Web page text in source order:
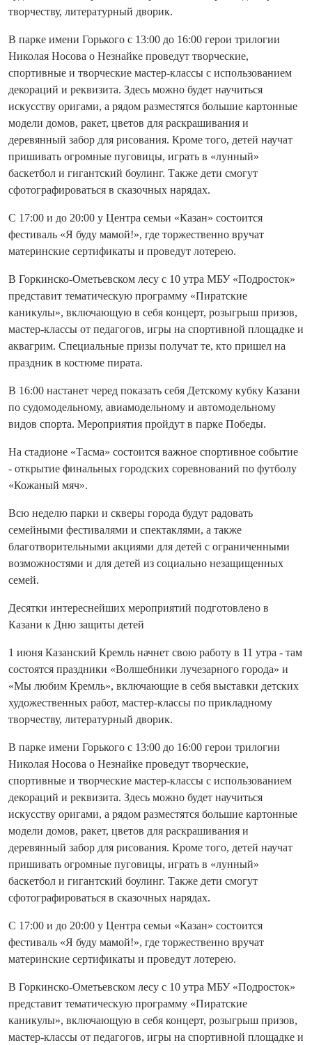
творчеству, литературный дворик.
В парке имени Горького с 13:00 до 16:00 герои трилогии
Николая Носова о Незнайке проведут творческие,
спортивные и творческие мастер-классы с использованием
декораций и реквизита. Здесь можно будет научиться
искусству оригами, а рядом разместятся большие картонные
модели домов, ракет, цветов для раскрашивания и
деревянный забор для рисования. Кроме того, детей научат
пришивать огромные пуговицы, играть в «лунный»
баскетбол и гигантский боулинг. Также дети смогут
сфотографироваться в сказочных нарядах.
С 17:00 и до 20:00 у Центра семьи «Казан» состоится
фестиваль «Я буду мамой!», где торжественно вручат
материнские сертификаты и проведут лотерею.
В Горкинско-Ометьевском лесу с 10 утра МБУ «Подросток»
представит тематическую программу «Пиратские
каникулы», включающую в себя концерт, розыгрыш призов,
мастер-классы от педагогов, игры на спортивной площадке и
аквагрим. Специальные призы получат те, кто пришел на
праздник в костюме пирата.
В 16:00 настанет черед показать себя Детскому кубку Казани
по судомодельному, авиамодельному и автомодельному
видов спорта. Мероприятия пройдут в парке Победы.
На стадионе «Тасма» состоится важное спортивное событие
- открытие финальных городских соревнований по футболу
«Кожаный мяч».
Всю неделю парки и скверы города будут радовать
семейными фестивалями и спектаклями, а также
благотворительными акциями для детей с ограниченными
возможностями и для детей из социально незащищенных
семей.
Десятки интереснейших мероприятий подготовлено в
Казани к Дню защиты детей
1 июня Казанский Кремль начнет свою работу в 11 утра - там
состоятся праздники «Волшебники лучезарного города» и
«Мы любим Кремль», включающие в себя выставки детских
художественных работ, мастер-классы по прикладному
творчеству, литературный дворик.
В парке имени Горького с 13:00 до 16:00 герои трилогии
Николая Носова о Незнайке проведут творческие,
спортивные и творческие мастер-классы с использованием
декораций и реквизита. Здесь можно будет научиться
искусству оригами, а рядом разместятся большие картонные
модели домов, ракет, цветов для раскрашивания и
деревянный забор для рисования. Кроме того, детей научат
пришивать огромные пуговицы, играть в «лунный»
баскетбол и гигантский боулинг. Также дети смогут
сфотографироваться в сказочных нарядах.
С 17:00 и до 20:00 у Центра семьи «Казан» состоится
фестиваль «Я буду мамой!», где торжественно вручат
материнские сертификаты и проведут лотерею.
В Горкинско-Ометьевском лесу с 10 утра МБУ «Подросток»
представит тематическую программу «Пиратские
каникулы», включающую в себя концерт, розыгрыш призов,
мастер-классы от педагогов, игры на спортивной площадке и